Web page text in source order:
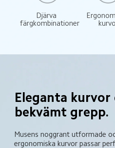
Djärva
färgkombinationer
Eleganta
bekvämt grepp.
Musens noggrant utformade
ergonomiska kurvor passar